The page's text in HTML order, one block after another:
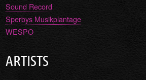
Sound Record
Sperbys Musikplantage
WESPO
ARTISTS